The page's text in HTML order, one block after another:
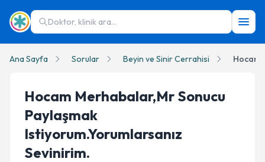
Doktor, klinik ara...
Ana Sayfa Sorular Beyin ve Sinir Cerrahisi
Hocam Merhabalar,mr Sonucu
Paylaşmak
Istiyorum.Yorumlarsanız
Sevinirim.